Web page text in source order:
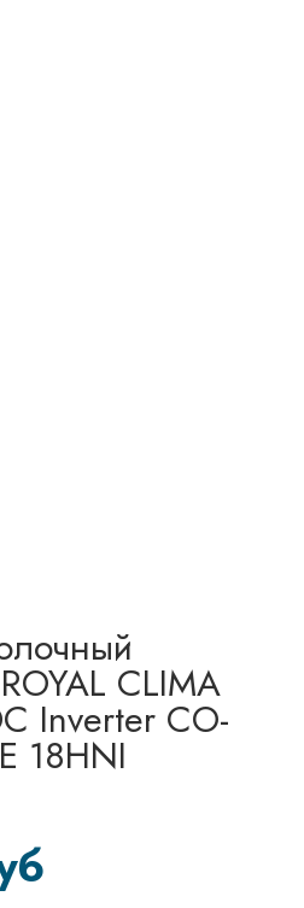
CLIMA
Inverter CO-
18HNI